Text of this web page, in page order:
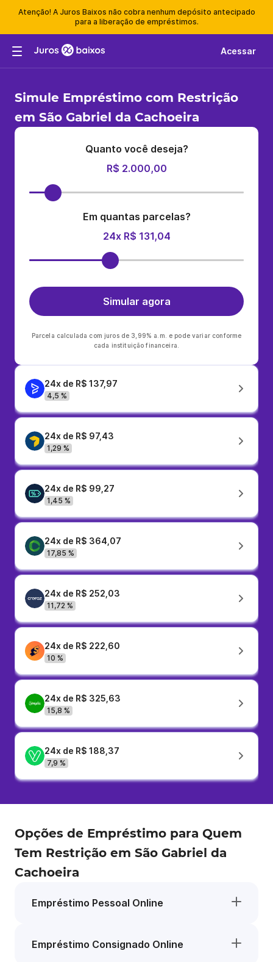
Atenção! A Juros Baixos não cobra nenhum depósito antecipado
para a liberação de empréstimos.
Acessar
Simule Empréstimo com Restrição
em São Gabriel da Cachoeira
Quanto você deseja?
R$ 2.000,00
Em quantas parcelas?
24x R$ 131,04
Simular agora
Parcela calculada com juros de 3,99% a.m. e pode variar conforme
cada instituição financeira.
24x de R$ 137,97
4,5 %
24x de R$ 97,43
1,29 %
24x de R$ 99,27
1,45 %
24x de R$ 364,07
17,85 %
24x de R$ 252,03
11,72 %
24x de R$ 222,60
10 %
24x de R$ 325,63
15,8 %
24x de R$ 188,37
7,9 %
Opções de Empréstimo para Quem
Tem Restrição em São Gabriel da
Cachoeira
Empréstimo Pessoal Online
Empréstimo Consignado Online